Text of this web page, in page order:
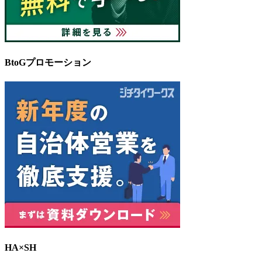
BtoGプロモーション
HA×SH